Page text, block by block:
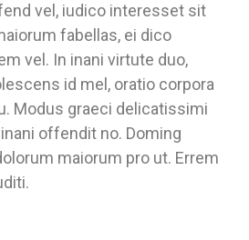
vel, iudico interesset sit
fabellas, ei dico
vel. In inani virtute duo,
id mel, oratio corpora
Modus graeci delicatissimi
offendit no. Doming
maiorum pro ut. Errem